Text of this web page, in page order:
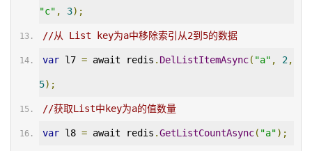
"c" , 3);
//从 List key为a中移除索引从2到5的数据
var l7 = await redis . DelListItemAsync( "a" , 2,
5);
//获取List中key为a的值数量
var l8 = await redis .GetListCountAsync( "a");